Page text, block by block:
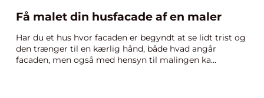
Få malet din husfacade af en maler
Har du et hus hvor facaden er begyndt at se lidt trist og
den trænger til en kærlig hånd, både hvad angår
facaden, men også med hensyn til malingen ka...